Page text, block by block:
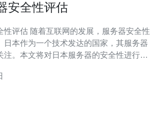
安全性评估
展，服务器安全性
日本作为一个技术发达的国家，其服务器
注。本文将对日本服务器的安全性进行评
，拥有众多服务器托管服务商。这些服务